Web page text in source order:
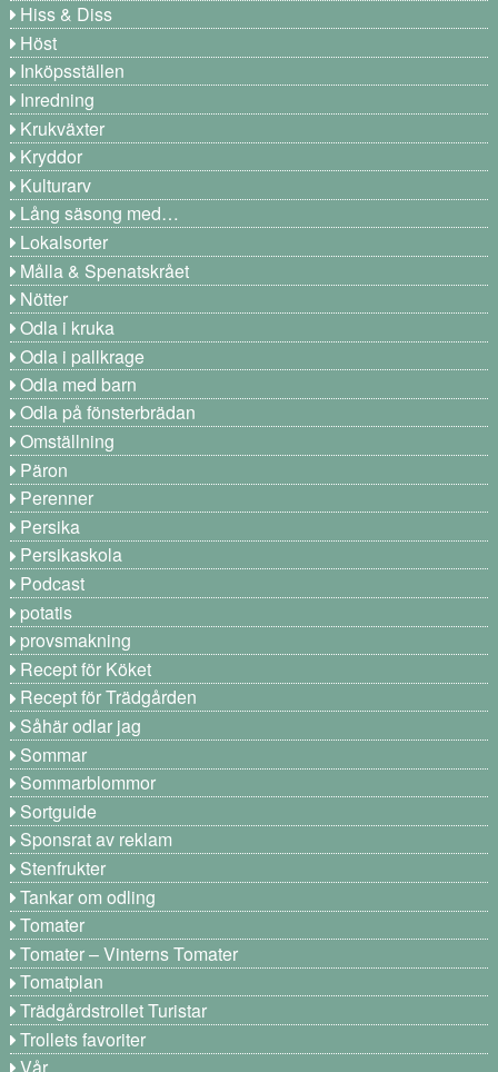
Hiss & Diss
Höst
Inköpsställen
Inredning
Krukväxter
Kryddor
Kulturarv
Lång säsong med…
Lokalsorter
Målla & Spenatskrået
Nötter
Odla i kruka
Odla i pallkrage
Odla med barn
Odla på fönsterbrädan
Omställning
Päron
Perenner
Persika
Persikaskola
Podcast
potatis
provsmakning
Recept för Köket
Recept för Trädgården
Såhär odlar jag
Sommar
Sommarblommor
Sortguide
Sponsrat av reklam
Stenfrukter
Tankar om odling
Tomater
Tomater – Vinterns Tomater
Tomatplan
Trädgårdstrollet Turistar
Trollets favoriter